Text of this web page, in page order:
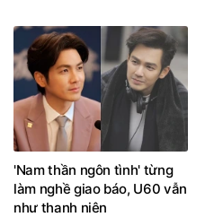
'Nam thần ngôn tình' từng
làm nghề giao báo, U60 vẫn
như thanh niên